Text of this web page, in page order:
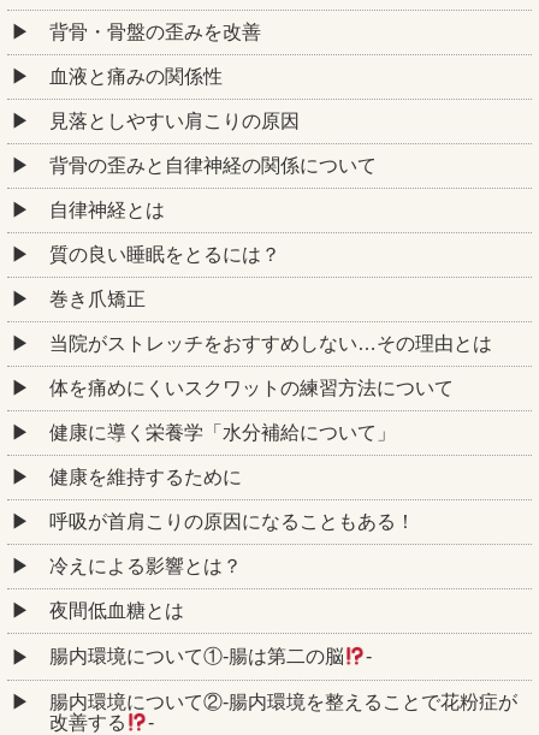
背骨・骨盤の歪みを改善
血液と痛みの関係性
見落としやすい肩こりの原因
背骨の歪みと自律神経の関係について
自律神経とは
質の良い睡眠をとるには？
巻き爪矯正
当院がストレッチをおすすめしない…その理由とは
体を痛めにくいスクワットの練習方法について
健康に導く栄養学「水分補給について」
健康を維持するために
呼吸が首肩こりの原因になることもある！
冷えによる影響とは？
夜間低血糖とは
腸内環境について①‐腸は第二の脳 ‐
腸内環境について②‐腸内環境を整えることで花粉症が
改善する
‐